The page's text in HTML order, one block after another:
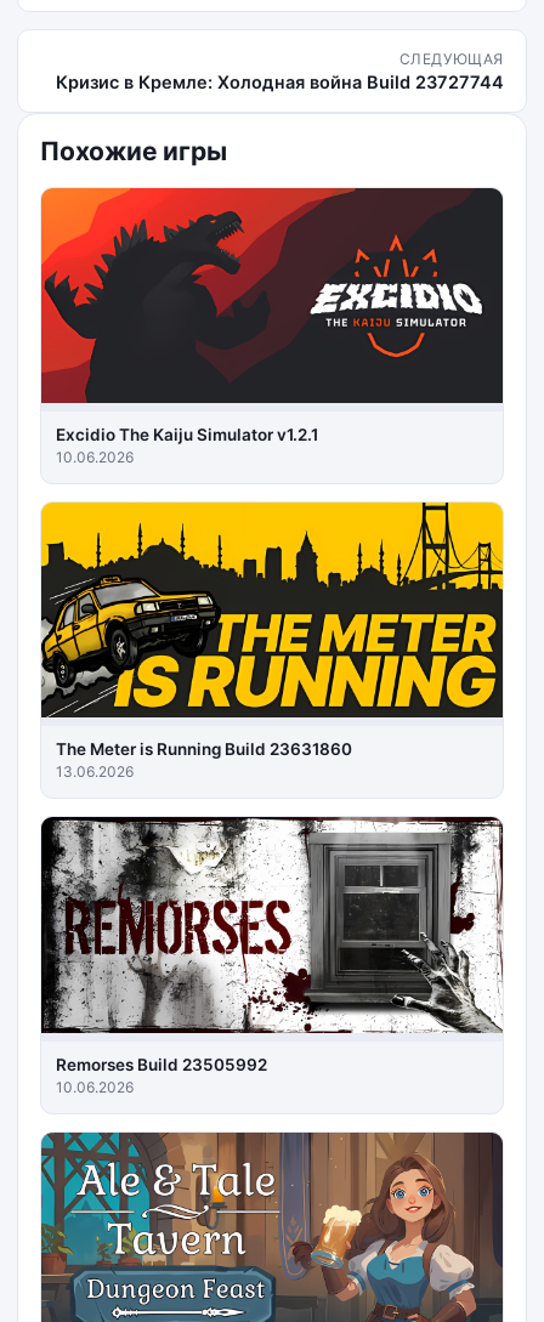
СЛЕДУЮЩАЯ
Кризис в Кремле: Холодная война Build 23727744
Похожие игры
Excidio The Kaiju Simulator v1.2.1
10.06.2026
The Meter is Running Build 23631860
13.06.2026
Remorses Build 23505992
10.06.2026